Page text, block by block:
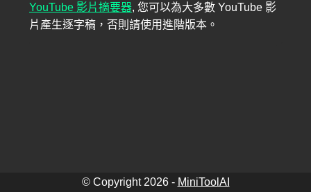
YouTube 影片摘要器, 您可以為大多數 YouTube 影
片產生逐字稿，否則請使用進階版本。
© Copyright 2026- MiniToolAI